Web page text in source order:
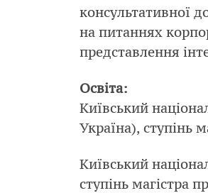
консультативної
на питаннях
представлення
Освіта:
Київський
Україна), ступінь
Київський
ступінь магістра